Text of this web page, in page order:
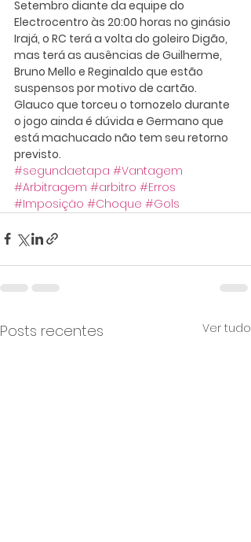
Setembro diante da equipe do
Electrocentro às 20:00 horas no ginásio
Irajá, o RC terá a volta do goleiro Digão,
mas terá as ausências de Guilherme,
Bruno Mello e Reginaldo que estão
suspensos por motivo de cartão.
Glauco que torceu o tornozelo durante
o jogo ainda é dúvida e Germano que
está machucado não tem seu retorno
previsto.
#segundaetapa #Vantagem
#Arbitragem #arbitro #Erros
#Imposição #Choque #Gols
Posts recentes Ver tudo